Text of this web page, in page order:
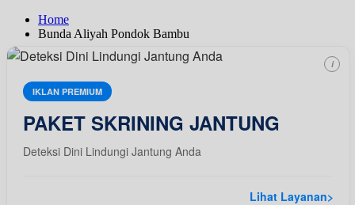
Home
Bunda Aliyah Pondok Bambu
IKLAN PREMIUM
PAKET SKRINING JANTUNG
Deteksi Dini Lindungi Jantung Anda
Lihat Layanan>
i